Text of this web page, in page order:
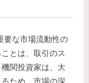
要な市場流動性の
とは、取引のス
関投資家は、大
ため、市場の深